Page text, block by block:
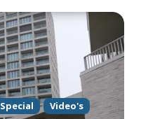
Special Video's